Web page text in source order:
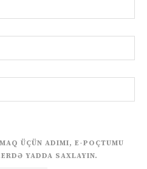
ÜÇÜN ADIMI, E-POÇTUMU
YADDA SAXLAYIN.